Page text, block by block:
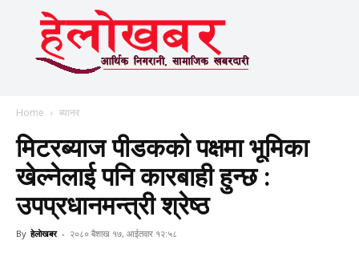
Home ब्यानर
मिटरब्याज पीडकको पक्षमा भूमिका
खेल्नेलाई पनि कारबाही हुन्छ :
उपप्रधानमन्त्री श्रेष्ठ
By हेलाेखबर - २०८० बैशाख १७, आईतवार १२:५८